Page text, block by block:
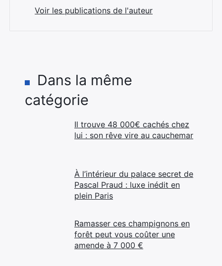
Voir les publications de l'auteur
Dans la même
catégorie
Il trouve 48 000€ cachés chez
lui : son rêve vire au cauchemar
À l’intérieur du palace secret de
Pascal Praud : luxe inédit en
plein Paris
Ramasser ces champignons en
forêt peut vous coûter une
amende à 7 000 €